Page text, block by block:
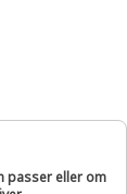
passer eller om